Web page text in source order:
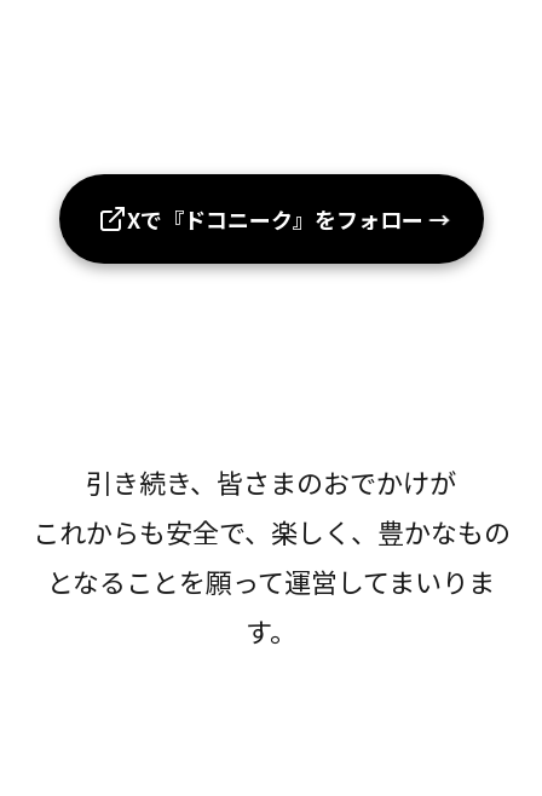
Xで『ドコニーク』をフォロー →
引き続き、皆さまのおでかけが
これからも安全で、楽しく、豊かなもの
となることを願って運営してまいりま
す。